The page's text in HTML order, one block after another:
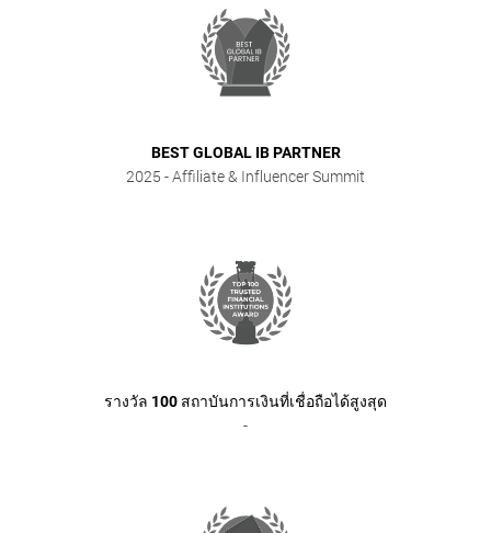
BEST GLOBAL IB PARTNER
2025 - Affiliate & Influencer Summit
รางวัล 100 สถาบันการเงินที่เชื่อถือได้สูงสุด
-